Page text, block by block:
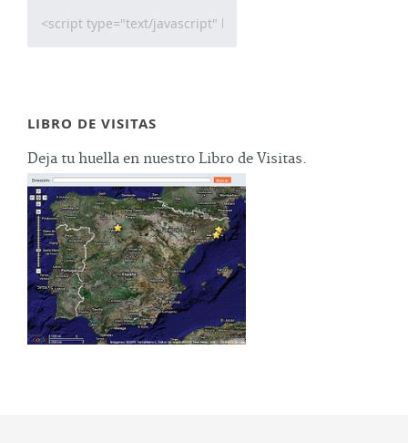
LIBRO DE VISITAS
Deja tu huella en nuestro Libro de Visitas.